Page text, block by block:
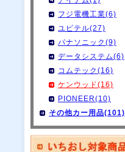
フジ電機工業(6)
ユピテル(27)
パナソニック(9)
データシステム(6)
コムテック(16)
ケンウッド(16)
PIONEER(10)
その他カー用品(101)